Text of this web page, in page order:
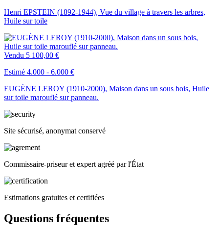
Henri EPSTEIN (1892-1944), Vue du village à travers les arbres,
Huile sur toile
Vendu 5 100,00 €
Estimé 4.000 - 6.000 €
EUGÈNE LEROY (1910-2000), Maison dans un sous bois, Huile
sur toile marouflé sur panneau.
Site sécurisé, anonymat conservé
Commissaire-priseur et expert agréé par l'État
Estimations gratuites et certifiées
Questions fréquentes